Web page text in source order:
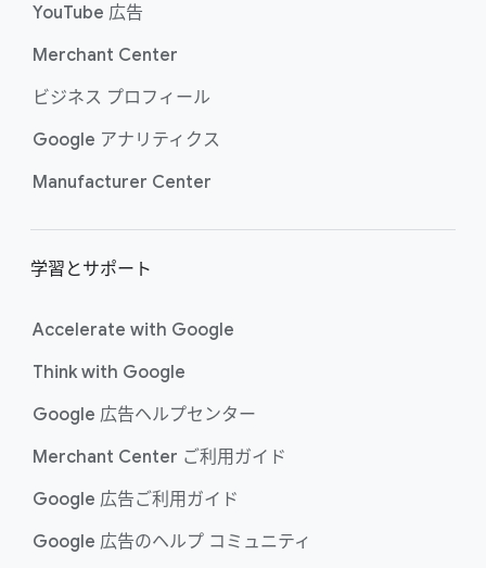
YouTube 広告
Merchant Center
ビジネス プロフィール
Google アナリティクス
Manufacturer Center
学習と​サポート
Accelerate with Google
Think with Google
Google 広告ヘルプセンター
Merchant Center ご利用​ガイド
Google 広告ご利用​ガイド
Google 広告の​ヘルプ コミュニティ